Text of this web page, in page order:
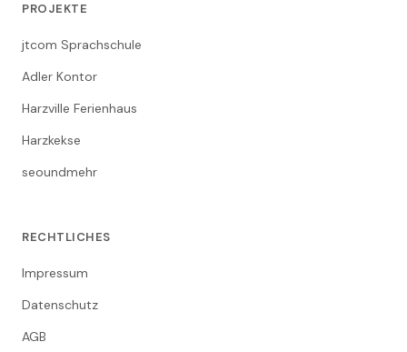
PROJEKTE
jtcom Sprachschule
Adler Kontor
Harzville Ferienhaus
Harzkekse
seoundmehr
RECHTLICHES
Impressum
Datenschutz
AGB